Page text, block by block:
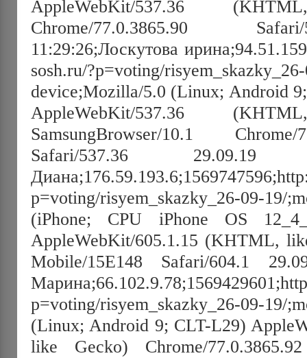
AppleWebKit/537.36
Chrome/77.0.3865.90
11:29:26;Лоскутова
sosh.ru/?p=voting/
device;Mozilla/5.0 (Linux; Android
AppleWebKit/537.36
SamsungBrowser/10.1
Safari/537.36 29.09.19
p=voting/risyem_skazky_26-09-19/
(iPhone; CPU iPhone OS
AppleWebKit/605.1.15 (KHTML,
Mobile/15E148 Safari/604.1
p=voting/risyem_skazky_26-09-19/
(Linux; Android 9; CLT-L29)
like Gecko) Chrome/